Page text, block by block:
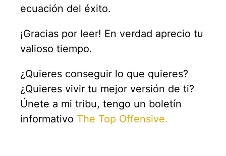
ecuación del éxito.
¡Gracias por leer! En verdad aprecio tu
valioso tiempo.
¿Quieres conseguir lo que quieres?
¿Quieres vivir tu mejor versión de ti?
Únete a mi tribu, tengo un boletín
informativo The Top Offensive.